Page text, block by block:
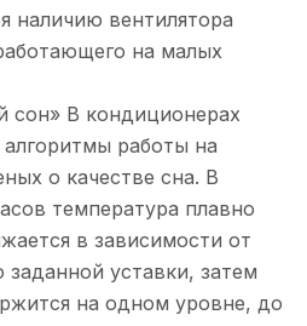
наличию вентилятора
на малых
В кондиционерах
работы на
о качестве сна. В
температура плавно
в зависимости от
уставки, затем
на одном уровне, до